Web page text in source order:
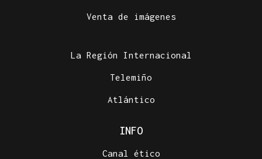
Venta de imágenes
La Región Internacional
Telemiño
Atlántico
INFO
Canal ético